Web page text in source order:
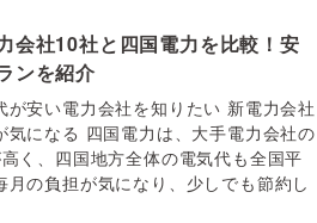
会社10社と四国電力を比較！安
ンを紹介
が安い電力会社を知りたい 新電力会社
気になる 四国電力は、大手電力会社の
く、四国地方全体の電気代も全国平
の負担が気になり、少しでも節約し